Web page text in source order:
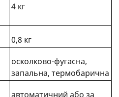
4 кг
0,8 кг
осколково-фугасна,
запальна, термобарична
автоматичний або за